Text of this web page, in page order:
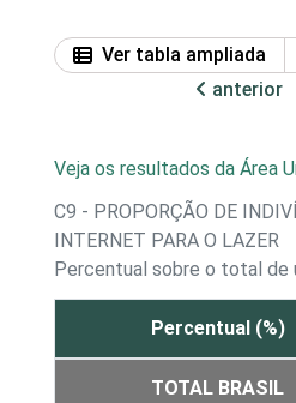
Ver tabla ampliada
anterior
Veja os resultados da Área
C9 - PROPORÇÃO DE
INTERNET PARA O LAZER
Percentual sobre o total de
Percentual (%)
TOTAL BRASIL